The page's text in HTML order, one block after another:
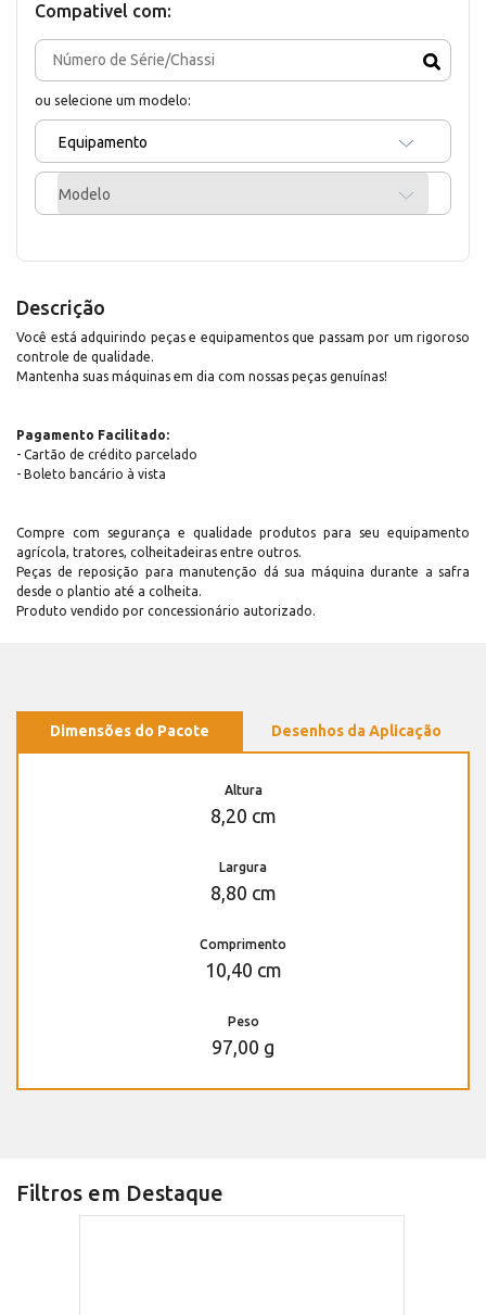
Compativel com:
ou selecione um modelo:
Equipamento
Modelo
Descrição
Você está adquirindo peças e equipamentos que passam por um rigoroso
controle de qualidade.
Mantenha suas máquinas em dia com nossas peças genuínas!
Pagamento Facilitado:
- Cartão de crédito parcelado
- Boleto bancário à vista
Compre com segurança e qualidade produtos para seu equipamento
agrícola, tratores, colheitadeiras entre outros.
Peças de reposição para manutenção dá sua máquina durante a safra
desde o plantio até a colheita.
Produto vendido por concessionário autorizado.
Dimensões do Pacote Desenhos da Aplicação
Altura
8,20 cm
Largura
8,80 cm
Comprimento
10,40 cm
Peso
97,00 g
Filtros em Destaque